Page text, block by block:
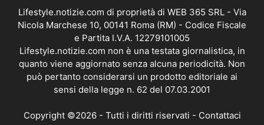
Lifestyle.notizie.com di proprietà di WEB 365 SRL - Via
Nicola Marchese 10, 00141 Roma (RM) - Codice Fiscale
e Partita I.V.A. 12279101005
Lifestyle.notizie.com non è una testata giornalistica, in
quanto viene aggiornato senza alcuna periodicità. Non
può pertanto considerarsi un prodotto editoriale ai
sensi della legge n. 62 del 07.03.2001
Copyright ©2026 - Tutti i diritti riservati - Contattaci